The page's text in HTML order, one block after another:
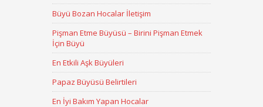
Büyü Bozan Hocalar İletişim
Pişman Etme Büyüsü – Birini Pişman Etmek
İçin Büyü
En Etkili Aşk Büyüleri
Papaz Büyüsü Belirtileri
En İyi Bakım Yapan Hocalar